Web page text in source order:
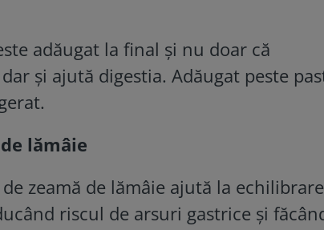
adăugat la final şi nu doar că
și ajută digestia. Adăugat peste
lămâie
zeamă de lămâie ajută la
riscul de arsuri gastrice și